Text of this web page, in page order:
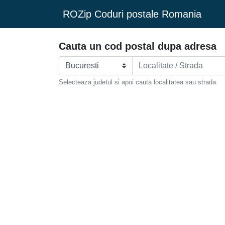
ROZip Coduri postale Romania
Cauta un cod postal dupa adresa
Selecteaza judetul si apoi cauta localitatea sau strada.